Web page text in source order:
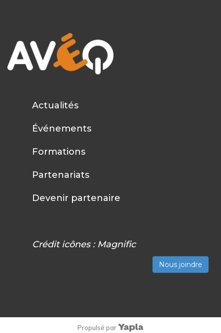
Actualités
Événements
Formations
Partenariats
Devenir partenaire
Crédit icônes : Magnific
Nous joindre
Propulsé par